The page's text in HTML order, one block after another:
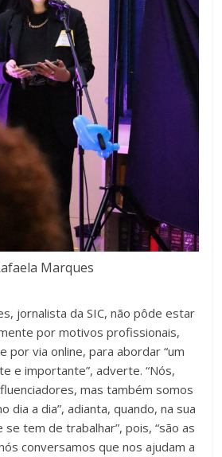
Marques
jornalista da SIC, não pôde estar
por motivos profissionais,
por via online, para abordar “um
e importante”, adverte. “Nós,
mas também somos
dia a dia”, adianta, quando, na sua
se tem de trabalhar”, pois, “são as
conversamos que nos ajudam a